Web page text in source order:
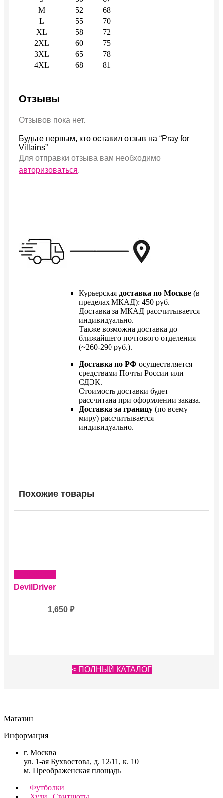
M
52
68
L
55
70
XL
58
72
2XL
60
75
3XL
65
78
4XL
68 81
Отзывы
Отзывов пока нет.
Будьте первым, кто оставил отзыв на “Pray for
Villains”
Для отправки отзыва вам необходимо
авторизоваться.
Курьерская доставка по Москве (в
пределах МКАД): 450 руб.
Доставка за МКАД рассчитывается
индивидуально.
Также возможна доставка до
ближайшего почтового отделения
(~260-290 руб.).
Доставка по РФ осуществляется
средствами Почты России или
СДЭК.
Стоимость доставки будет
рассчитана при оформлении заказа.
Доставка за границу (по всему
миру) рассчитывается
индивидуально.
Похожие товары
DevilDriver
1,650 ₽
< ПОЛНЫЙ КАТАЛОГ
Магазин
Информация
г. Москва
ул. 1-ая Бухвостова, д. 12/11, к. 10
м. Преображенская площадь
Футболки